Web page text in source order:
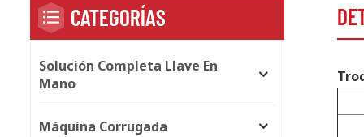
CATEGORÍAS
Solución Completa Llave En
Mano
Máquina Corrugada